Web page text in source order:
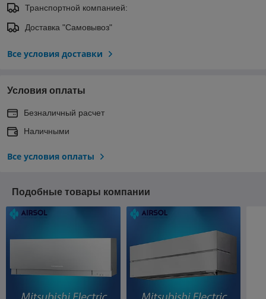
Транспортной компанией:
Доставка "Самовывоз"
Все условия доставки
Условия оплаты
Безналичный расчет
Наличными
Все условия оплаты
Подобные товары компании